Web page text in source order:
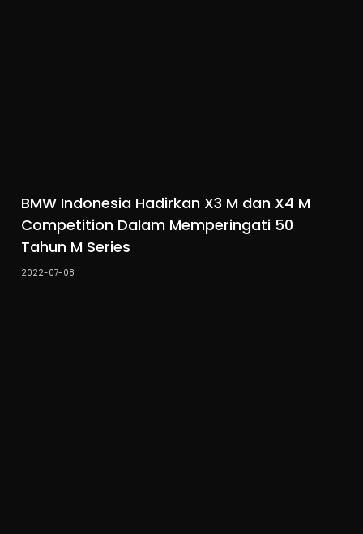
BMW Indonesia Hadirkan X3 M dan X4 M
Competition Dalam Memperingati 50
Tahun M Series
2022-07-08